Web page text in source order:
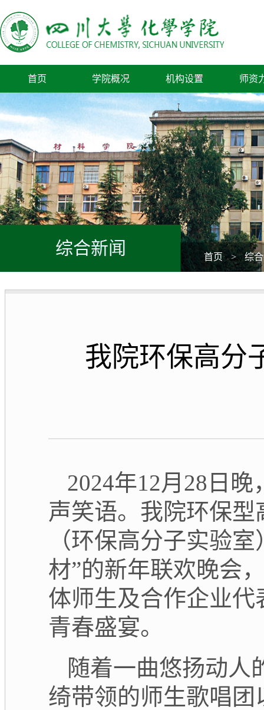
首页 学院概况 机构设置 师资
综合新闻 首页 > 综
我院环保高分
2024年12月28日
声笑语。 我院环保型
（环保高分子实验室
材”的新年联欢晚会
体师生及合作企业代
青春盛宴。
随着一曲悠扬动人
绮带领的师生歌唱